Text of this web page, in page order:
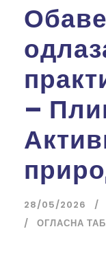
–
28/05/2026
ОГЛАСНА